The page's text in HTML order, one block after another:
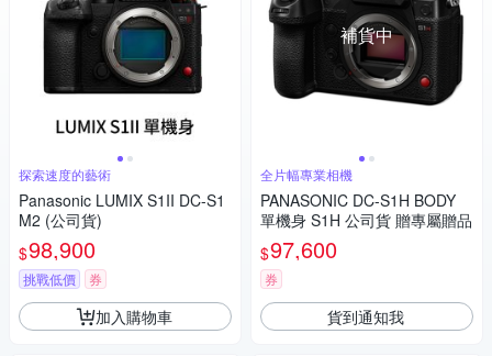
探索速度的藝術
Panasonic LUMIX S1II DC-S1
M2 (公司貨)
$98,900
挑戰低價 券
加入購物車
補貨中
全片幅專業相機
PANASONIC DC-S1H BODY
單機身 S1H 公司貨 贈專屬贈品
$97,600
券
貨到通知我